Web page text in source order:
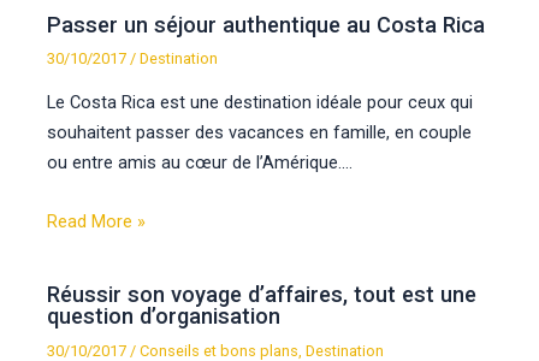
Passer un séjour authentique au Costa Rica
30/10/2017 /Destination
Le Costa Rica est une destination idéale pour ceux qui
souhaitent passer des vacances en famille, en couple
ou entre amis au cœur de l’Amérique.…
Read More »
Réussir son voyage d’affaires, tout est une
question d’organisation
30/10/2017 /Conseils et bons plans ,Destination